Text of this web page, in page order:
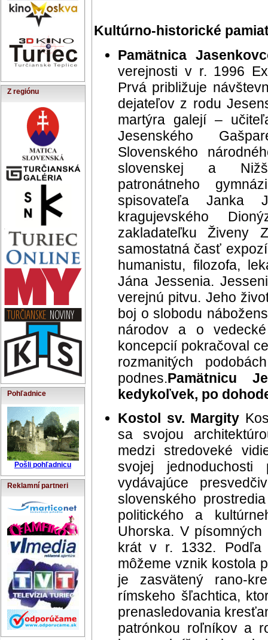
Z regiónu
Pohľadnice
Pošli pohľadnicu
Reklamní partneri
Kultúrno-historické
Pamätnica
verejnosti v r. 1996
Prvá približuje
dejateľov z rodu
martýra galejí –
Jesenského
Slovenského
slovenskej a
patronátneho
spisovateľa Janka
kragujevského
zakladateľku Živeny
samostatná časť
humanistu, filozofa,
Jána Jessenia.
verejnú pitvu. Jeho
boj o slobodu
národov a o
koncepcií pokračoval
rozmanitých
podnes.Pamätnicu
kedykoľvek, po
Kostol sv. Margity
sa svojou
medzi stredoveké
svojej jednoduchosti
vydávajúce
slovenského
politického a
Uhorska. V
krát v r. 1332. Podľa
môžeme vznik kostola
je zasvätený rano-
rímskeho šľachtica,
prenasledovania
patrónkou roľníkov a